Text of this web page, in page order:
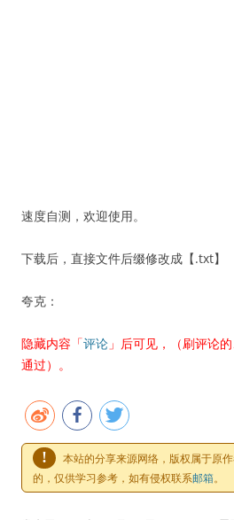
速度自测，欢迎使用。
下载后，直接文件后缀修改成【.txt】
夸克：
隐藏内容「评论 」后可见，（刷评论
通过）。
!
本站的分享来源网络，版权属于原
的，仅供学习参考，如有侵权联系邮箱。